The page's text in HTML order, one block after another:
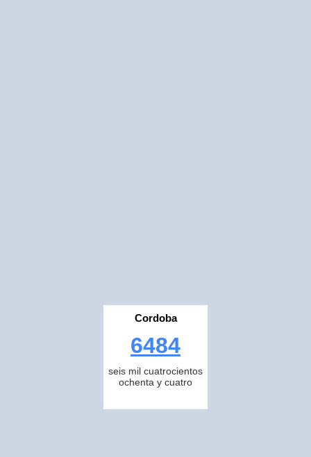
Cordoba
6484
seis mil cuatrocientos
ochenta y cuatro